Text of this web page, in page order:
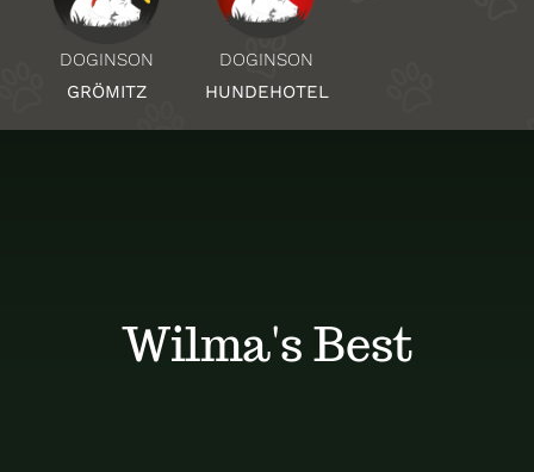
Über Uns
DOGINSON
GRÖMITZ
DOGINSON
HUNDEHOTEL
Wilma's Best